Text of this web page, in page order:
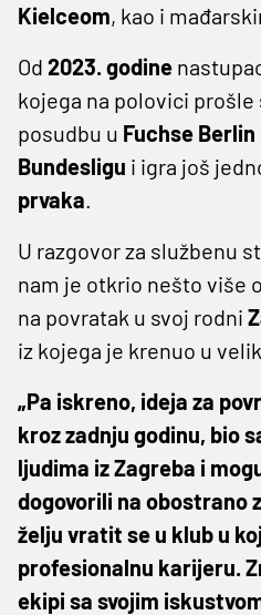
Kielceom, kao i
Od 2023. godine
kojega na polovici prošle
posudbu u Fuchse Berlin
Bundesligu i igra još
prvaka.
U razgovor za službenu
nam je otkrio nešto više
na povratak u svoj rodni
iz kojega je krenuo u
„Pa iskreno, ideja za
kroz zadnju godinu, bio
ljudima iz Zagreba i
dogovorili na obostrano
želju vratit se u klub u
profesionalnu karijeru.
ekipi sa svojim